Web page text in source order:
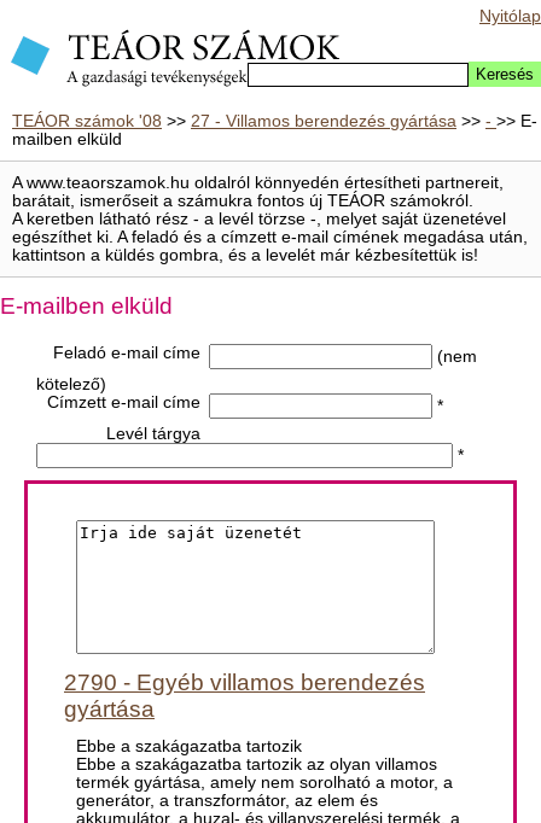
Nyitólap
TEÁOR számok '08 >> 27 - Villamos berendezés gyártása >> - >> E-
mailben elküld
A www.teaorszamok.hu oldalról könnyedén értesítheti partnereit,
barátait, ismerőseit a számukra fontos új TEÁOR számokról.
A keretben látható rész - a levél törzse -, melyet saját üzenetével
egészíthet ki. A feladó és a címzett e-mail címének megadása után,
kattintson a küldés gombra, és a levelét már kézbesítettük is!
E-mailben elküld
Feladó e-mail címe
(nem
kötelező)
Címzett e-mail címe
*
Levél tárgya
*
2790 - Egyéb villamos berendezés
gyártása
Ebbe a szakágazatba tartozik
Ebbe a szakágazatba tartozik az olyan villamos
termék gyártása, amely nem sorolható a motor, a
generátor, a transzformátor, az elem és
akkumulátor, a huzal- és villanyszerelési termék, a